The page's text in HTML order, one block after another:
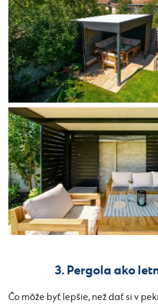
3. Pergola ako
Čo môže byť lepšie, než dať si v